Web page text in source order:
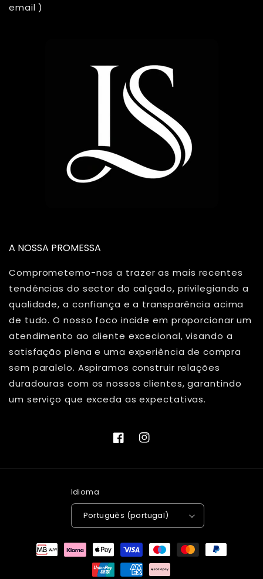
email )
A NOSSA PROMESSA
Comprometemo-nos a trazer as mais recentes
tendências do sector do calçado, privilegiando a
qualidade, a confiança e a transparência acima
de tudo. O nosso foco incide em proporcionar um
atendimento ao cliente excecional, visando a
satisfação plena e uma experiência de compra
sem paralelo. Aspiramos construir relações
duradouras com os nossos clientes, garantindo
um serviço que exceda as expectativas.
FacebookInstagram
Idioma
Português (portugal)
Métodos